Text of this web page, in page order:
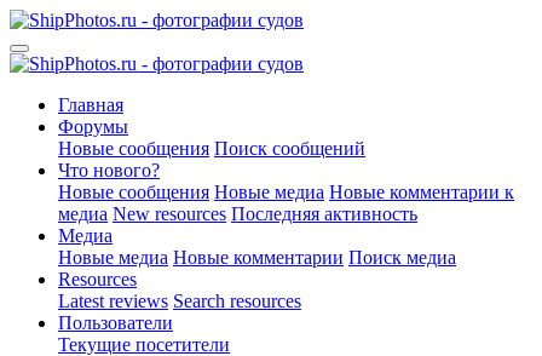
Главная
Форумы
Новые сообщения Поиск сообщений
Что нового?
Новые сообщения Новые медиа Новые комментарии к
медиа New resources Последняя активность
Медиа
Новые медиа Новые комментарии Поиск медиа
Resources
Latest reviews Search resources
Пользователи
Текущие посетители